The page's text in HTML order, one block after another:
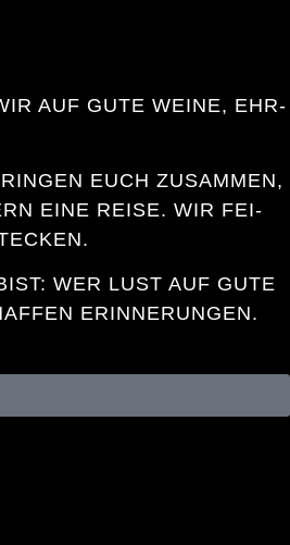
AUF GU­TE WEI­NE, EHR­
EUCH ZU­SAM­MEN,
EI­NE REI­SE. WIR FEI­
WER LUST AUF GU­TE
ER­IN­NE­RUN­GEN. M